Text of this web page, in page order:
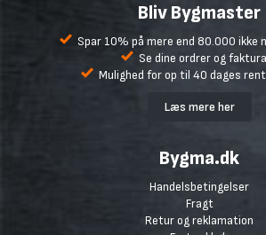
Bliv Bygmaster
Spar 10% på mere end 80.000 ikke
Se dine ordrer og
Mulighed for op til 40 dages
Læs mere her
Bygma.dk
Handelsbetingelser
Fragt
Retur og reklamation